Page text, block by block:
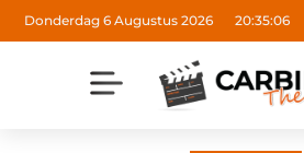
Donderdag 6 Augustus 2026 20:35:07